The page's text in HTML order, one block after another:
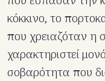
κόκκινο, το
που χρειαζόταν η
χαρακτηριστεί
σοβαρότητα που